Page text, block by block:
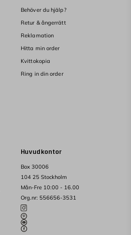
Huvudkontor
Box 30006
104 25 Stockholm
Mån-Fre 10:00 - 16.00
Org.nr: 556656-3531
Behöver du hjälp?
Retur & ångerrätt
Reklamation
Hitta min order
Kvittokopia
Ring in din order